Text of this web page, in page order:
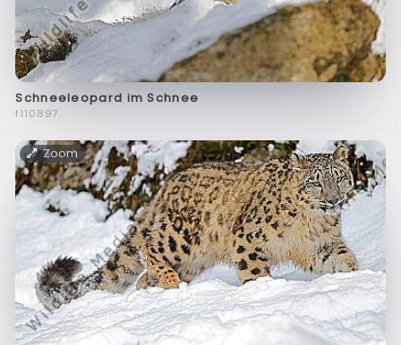
Schneeleopard im Schnee
f110897
Zoom